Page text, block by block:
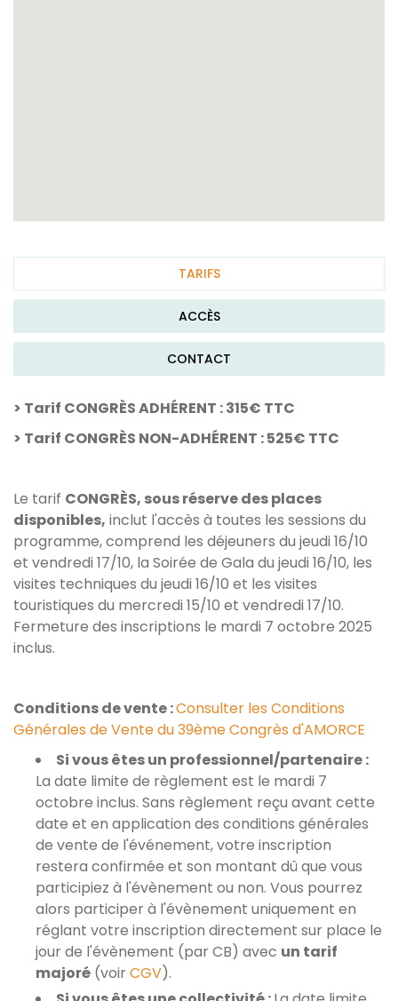
TARIFS
ACCÈS
CONTACT
> Tarif CONGRÈS ADHÉRENT : 315€ TTC
> Tarif CONGRÈS NON-ADHÉRENT : 525€ TTC
Le tarif CONGRÈS, sous réserve des places
disponibles, inclut l'accès à toutes les sessions du
programme, comprend les déjeuners du jeudi 16/10
et vendredi 17/10, la Soirée de Gala du jeudi 16/10, les
visites techniques du jeudi 16/10 et les visites
touristiques du mercredi 15/10 et vendredi 17/10.
Fermeture des inscriptions le mardi 7 octobre 2025
inclus.
Conditions de vente :Consulter les Conditions
Générales de Vente du 39ème Congrès d'AMORCE
Si vous êtes un professionnel/partenaire :
La date limite de règlement est le mardi 7
octobre inclus. Sans règlement reçu avant cette
date et en application des conditions générales
de vente de l'événement, votre inscription
restera confirmée et son montant dû que vous
participiez à l'évènement ou non. Vous pourrez
alors participer à l'évènement uniquement en
réglant votre inscription directement sur place le
jour de l'évènement (par CB) avec un tarif
majoré (voirCGV).